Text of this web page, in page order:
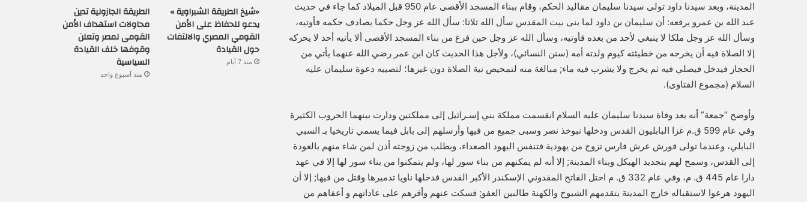
المدينة، وبعد سيدنا داود تولى سيدنا سليمان مقاليد الحكم، وقام ببناء المسجد الأقصى عام 950 قبل الميلاد كما جاء في حديث
عبد الله بن عمرو يرفعه: أن سليمان بن داود لما بنى بيت المقدس سأل الله ثلاثا: سأل الله عز وجل حكما يصادف حكمه فأوتيه،
وسأل الله عز وجل ملكا لا ينبغي لأحد من بعده فأوتيه، وسأل الله عز وجل حين فرغ من بناء المسجد الأقصى ألا يأتيه أحد لا يحركه
إلا الصلاة فيه أن يخرجه من خطيئته كيوم ولدته أمه (سنن النسائي)، ولأجل هذا الحديث كان ابن عمر رضي الله عنهما يأتي من
الحجاز فيدخل فيصلي فيه ثم يخرج ولا يشرب فيه ماء; مبالغة منه لتمحيص نية الصلاة دون غيرها؛ لتصيبه دعوة سليمان عليه
السلام (مجموع الفتاوى).
وأوضح “جمعة” أنه بعد وفاة سيدنا سليمان عليه السلام انقسمت مملكة بني إسـرائيل إلى مملكتين ودارت بينهما الحروب الكثيرة
وفي عام 599 ق.م غزا البابليون القدس ودخلها نبوخذ نصر وسبى جميع من فيها وأرسلهم إلى بابل فيما يسمي تاريخيا بـ السبي
البابلي، وعندما تولى قورش عرش فارس تزوج من يهودية فتنفس اليهود الصعداء، وبطلب من زوجته أذن لمن شاء منهم بالعودة
إلى القدس، وسمح لهم بتجديد الهيكل وبناء المدينة; إلا أنه لم يمكنهم من بناء سور لها، ولم يتمكنوا من بناء سور لها إلا في عهد
دارا عام 445 ق. م، وفي عام 332 ق. م احتل الفاتح المقدوني الإسكندر الأكبر القدس فدخلها ناويا تدميرها وقتل من فيها; إلا أن
اليهود هرعوا لاستقباله خارج المدينة يتقدمهم الشيوخ والكهنة طالبين العفو; فسكت عنهم وأقرهم على عاداتهم و أعفاهم من
«شيخ الطريقة الشبراوية »
يدعو للحفاظ على الأمن
القومي المصري والالتفات
حول القيادة
منذ 7 أيام
الطريقة الجازولية تدين
محاولات استهداف الأمن
القومى لمصر وتعلن
وقوفها خلف القيادة
السياسية
منذ أسبوع واحد